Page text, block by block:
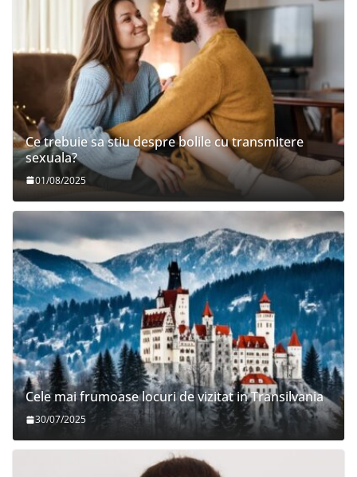
Ce trebuie sa stiu despre bolile cu transmitere
sexuala?
01/08/2025
Cele mai frumoase locuri de vizitat in Transilvania
30/07/2025